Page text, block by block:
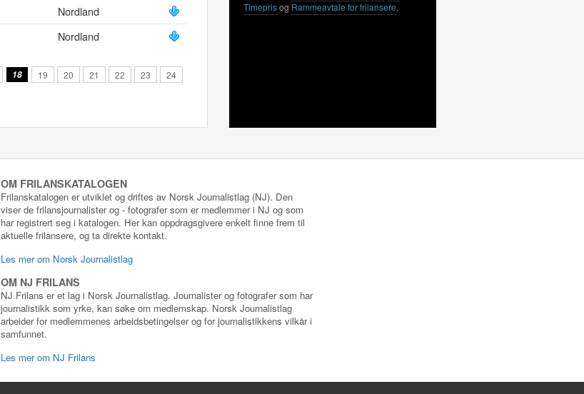
Nordland
Nordland
18 19 20 21 22 23
24
Timeprisog Rammeavtale for frilansere.
OM FRILANSKATALOGEN
Frilanskatalogen er utviklet og driftes av Norsk Journalistlag (NJ). Den
viser de frilansjournalister og - fotografer som er medlemmer i NJ og som
har registrert seg i katalogen. Her kan oppdragsgivere enkelt finne frem til
aktuelle frilansere, og ta direkte kontakt.
Les mer om Norsk Journalistlag
OM NJ FRILANS
NJ Frilans er et lag i Norsk Journalistlag. Journalister og fotografer som har
journalistikk som yrke, kan søke om medlemskap. Norsk Journalistlag
arbeider for medlemmenes arbeidsbetingelser og for journalistikkens vilkår i
samfunnet.
Les mer om NJ Frilans